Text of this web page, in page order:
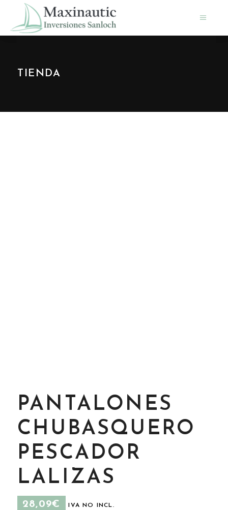
TIENDA
PANTALONES
CHUBASQUERO
PESCADOR
LALIZAS
28,09€ IVA NO INCL.